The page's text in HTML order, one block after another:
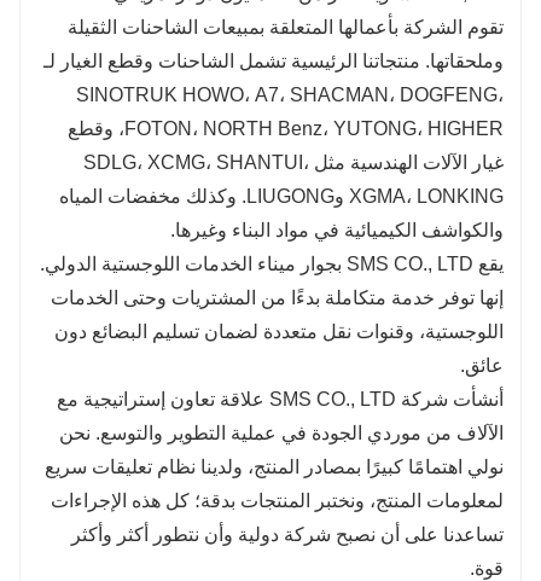
تقوم الشركة بأعمالها المتعلقة بمبيعات الشاحنات الثقيلة
وملحقاتها. منتجاتنا الرئيسية تشمل الشاحنات وقطع الغيار لـ
SINOTRUK HOWO، A7، SHACMAN، DOGFENG،
FOTON، NORTH Benz، YUTONG، HIGHER، وقطع
غيار الآلات الهندسية مثل SDLG، XCMG، SHANTUI،
XGMA، LONKING وLIUGONG. وكذلك مخفضات المياه
والكواشف الكيميائية في مواد البناء وغيرها.
يقع SMS CO., LTD بجوار ميناء الخدمات اللوجستية الدولي.
إنها توفر خدمة متكاملة بدءًا من المشتريات وحتى الخدمات
اللوجستية، وقنوات نقل متعددة لضمان تسليم البضائع دون
عائق.
أنشأت شركة SMS CO., LTD علاقة تعاون إستراتيجية مع
الآلاف من موردي الجودة في عملية التطوير والتوسع. نحن
نولي اهتمامًا كبيرًا بمصادر المنتج، ولدينا نظام تعليقات سريع
لمعلومات المنتج، ونختبر المنتجات بدقة؛ كل هذه الإجراءات
تساعدنا على أن نصبح شركة دولية وأن نتطور أكثر وأكثر
قوة.